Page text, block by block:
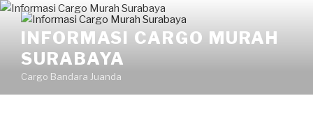
INFORMASI CARGO MURAH
SURABAYA
Cargo Bandara Juanda